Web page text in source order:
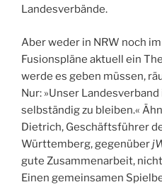
Landesverbände.
Aber weder in NRW noch
Fusionspläne aktuell ein
werde es geben müssen,
Nur: »Unser
selbständig zu bleiben.«
Dietrich, Geschäftsführer
Württemberg, gegenüber
gute Zusammenarbeit,
Einen gemeinsamen